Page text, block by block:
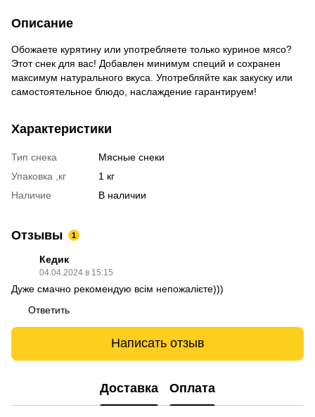
Описание
Обожаете курятину или употребляете только куриное мясо?
Этот снек для вас! Добавлен минимум специй и сохранен
максимум натурального вкуса. Употребляйте как закуску или
самостоятельное блюдо, наслаждение гарантируем!
Характеристики
Тип снека
Мясные снеки
Упаковка ,кг
1 кг
Наличие
В наличии
Отзывы 1
Кедик
04.04.2024 в 15:15
Дуже смачно рекомендую всім непожалієте)))
Ответить
Написать отзыв
Доставка Оплата